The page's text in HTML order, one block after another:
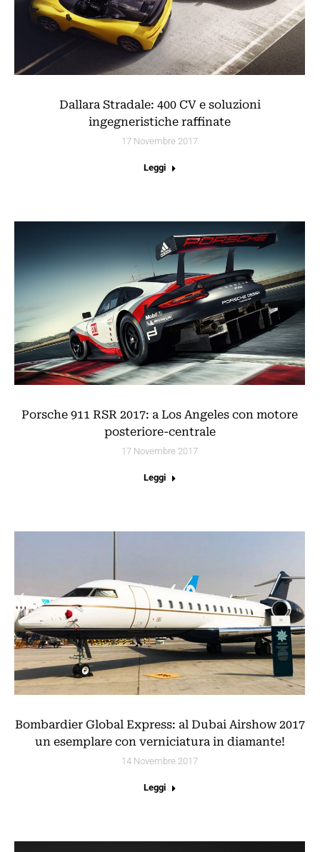
Dallara Stradale: 400 CV e soluzioni
ingegneristiche raffinate
17 Novembre 2017
Leggi
Porsche 911 RSR 2017: a Los Angeles con motore
posteriore-centrale
17 Novembre 2017
Leggi
Bombardier Global Express: al Dubai Airshow 2017
un esemplare con verniciatura in diamante!
14 Novembre 2017
Leggi